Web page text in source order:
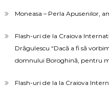
Moneasa – Perla Apusenilor,
Flash-uri de la Craiova
Drăgulescu “Dacă a fi să
domnului Boroghină, pentru
Flash-uri de la la Craiova